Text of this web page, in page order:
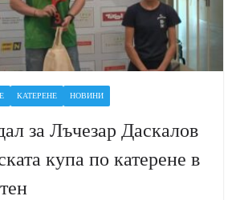
КАТЕРЕНЕ НОВИНИ
за Лъчезар Даскалов
купа по катерене в